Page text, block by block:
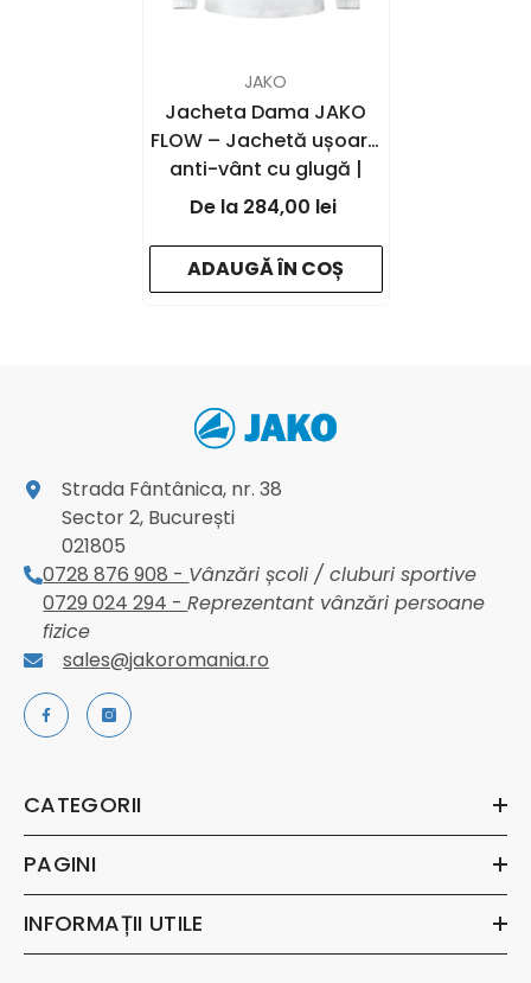
JAKO
Jacheta Dama JAKO
FLOW – Jachetă ușoară
anti-vânt cu glugă |
JAKO Romania
284,00 lei
ADAUGĂ ÎN COȘ
Strada Fântânica, nr. 38
Sector 2, București
021805
0728 876 908 - Vânzări școli / cluburi sportive
0729 024 294 -Reprezentant vânzări persoane
fizice
sales@jakoromania.ro
CATEGORII
PAGINI
INFORMAȚII UTILE